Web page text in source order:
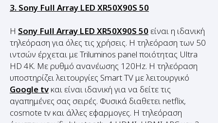
ΗSony Full Array LED XR50X90S 50είναι η ιδανική
ιντσών έρχεται με Triluminos panel ποιότητας Ultra
HD 4K. Με ρυθμό ανανέωσης 120Hz. Η τηλεόραση
υποστηρίζει λειτουργίες Smart TV με λειτουργικό
Google tv και είναι ιδανική για να δείτε τις
αγαπημένες σας σειρές. Φυσικά διαθετει netflix,
cosmote tv και άλλες εφαρμογες. Η τηλεόραση
έρχεται με wifi , bluetooth, 4 HDMI, HDMI ARC και 2
θύρες USB 2.0